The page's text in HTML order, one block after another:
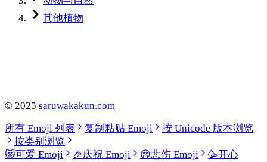
其他植物
© 2025 saruwakakun.com
所有 Emoji 列表
复制粘贴 Emoji
按 Unicode 版本浏览
按类别浏览
😻可爱 Emoji 🎉庆祝 Emoji 😢悲伤 Emoji 🥳开心